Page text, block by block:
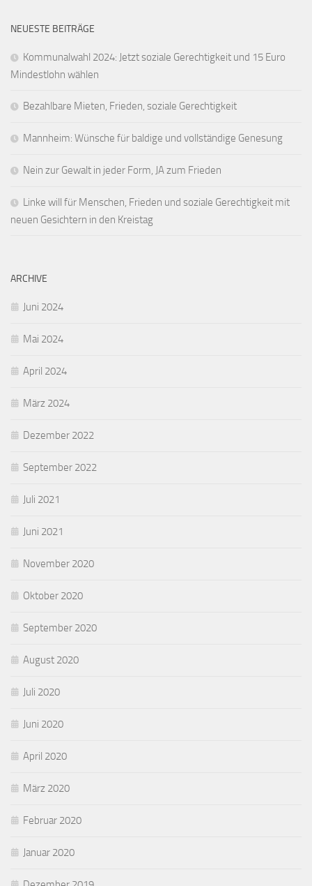
NEUESTE BEITRÄGE
Kommunalwahl 2024: Jetzt soziale Gerechtigkeit und 15 Euro
Mindestlohn wählen
Bezahlbare Mieten, Frieden, soziale Gerechtigkeit
Mannheim: Wünsche für baldige und vollständige Genesung
Nein zur Gewalt in jeder Form, JA zum Frieden
Linke will für Menschen, Frieden und soziale Gerechtigkeit mit
neuen Gesichtern in den Kreistag
ARCHIVE
Juni 2024
Mai 2024
April 2024
März 2024
Dezember 2022
September 2022
Juli 2021
Juni 2021
November 2020
Oktober 2020
September 2020
August 2020
Juli 2020
Juni 2020
April 2020
März 2020
Februar 2020
Januar 2020